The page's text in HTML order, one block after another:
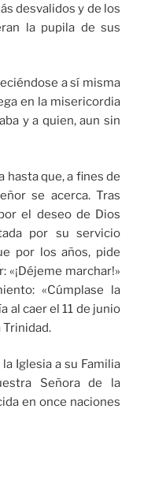
desvalidos y de los
la pupila de sus
a sí misma
en la misericordia
y a quien, aun sin
hasta que, a fines de
se acerca. Tras
el deseo de Dios
por su servicio
por los años, pide
«¡Déjeme marchar!»
«Cúmplase la
al caer el 11 de junio
Trinidad.
Iglesia a su Familia
Señora de la
en once naciones